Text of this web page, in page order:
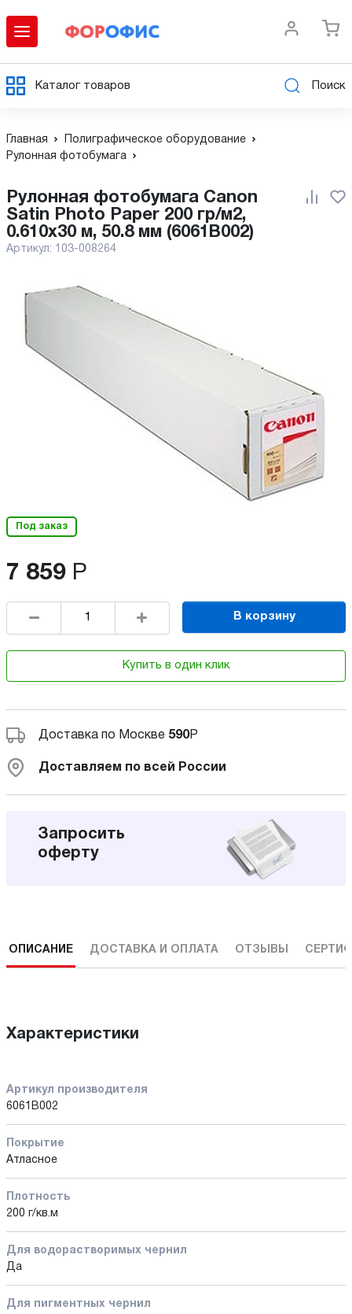
Каталог товаров Поиск
Главная
Полиграфическое оборудование
Рулонная фотобумага
Рулонная фотобумага Canon
Satin Photo Paper 200 гр/м2,
0.610x30 м, 50.8 мм (6061B002)
Артикул: 103-008264
Под заказ
7 859 Р
В корзину
Купить в один клик
Доставка по Москве 590Р
Доставляем по всей России
Запросить
оферту
ОПИСАНИЕ ДОСТАВКА И ОПЛАТА ОТЗЫВЫ
Характеристики
Артикул производителя
6061B002
Покрытие
Атласное
Плотность
200 г/кв.м
Для водорастворимых чернил
Да
Для пигментных чернил